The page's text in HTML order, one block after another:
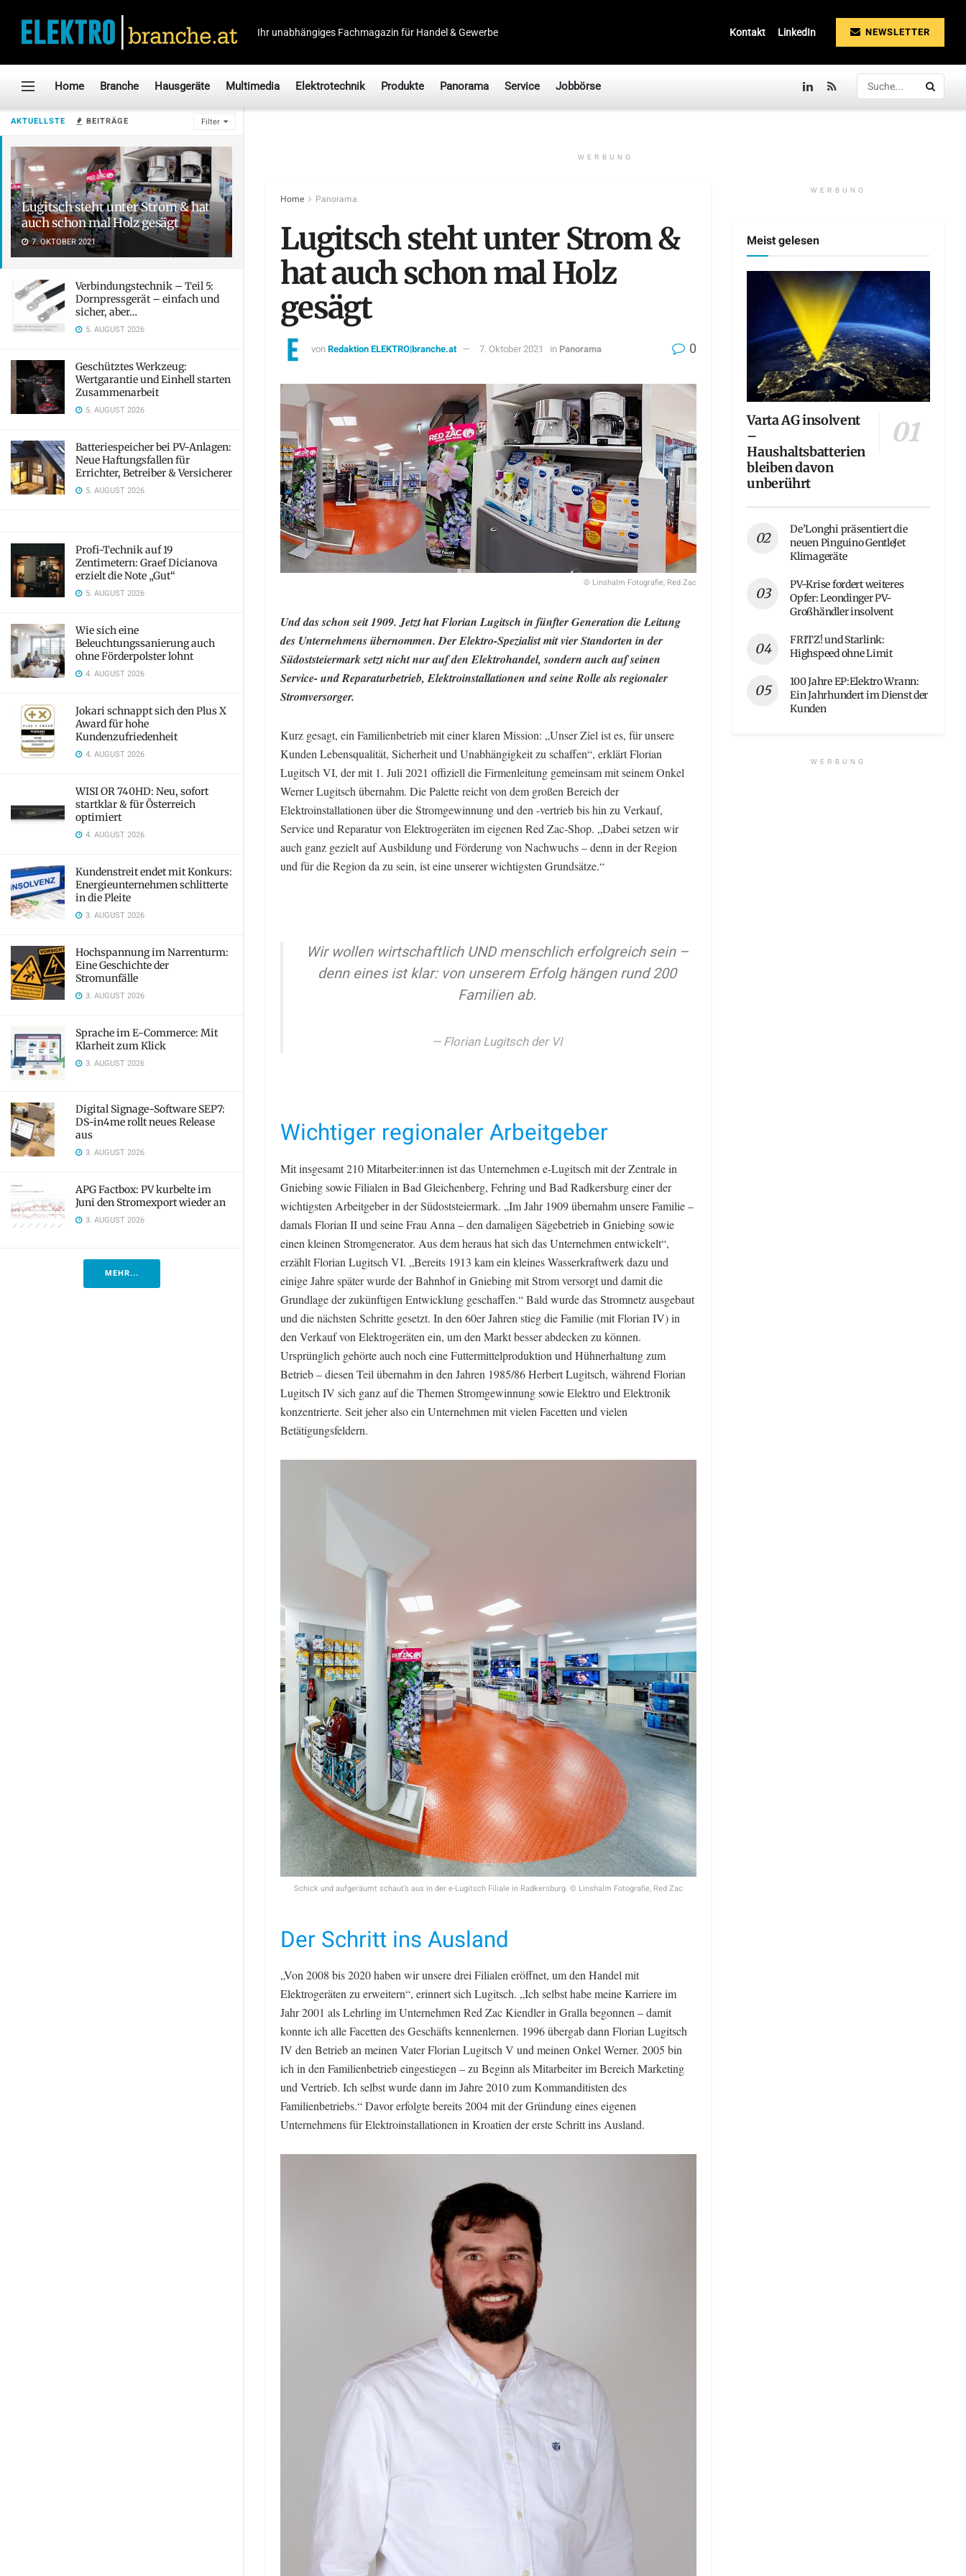
AKTUELLSTE BEITRÄGE Filter
Lugitsch steht unter Strom & hat
auch schon mal Holz gesägt
7. OKTOBER 2021
Verbindungstechnik – Teil 5:
Dornpressgerät – einfach und
sicher, aber…
5. AUGUST 2026
Geschütztes Werkzeug:
Wertgarantie und Einhell starten
Zusammenarbeit
5. AUGUST 2026
Batteriespeicher bei PV-Anlagen:
Neue Haftungsfallen für
Errichter, Betreiber & Versicherer
5. AUGUST 2026
Profi-Technik auf 19
Zentimetern: Graef Dicianova
erzielt die Note „Gut“
5. AUGUST 2026
Wie sich eine
Beleuchtungssanierung auch
ohne Förderpolster lohnt
4. AUGUST 2026
Jokari schnappt sich den Plus X
Award für hohe
Kundenzufriedenheit
4. AUGUST 2026
WISI OR 740HD: Neu, sofort
startklar & für Österreich
optimiert
4. AUGUST 2026
Kundenstreit endet mit Konkurs:
Energieunternehmen schlitterte
in die Pleite
3. AUGUST 2026
Hochspannung im Narrenturm:
Eine Geschichte der
Stromunfälle
3. AUGUST 2026
Sprache im E-Commerce: Mit
Klarheit zum Klick
3. AUGUST 2026
Digital Signage-Software SEP7:
DS-in4me rollt neues Release
aus
3. AUGUST 2026
APG Factbox: PV kurbelte im
Juni den Stromexport wieder an
3. AUGUST 2026
MEHR...
Ihr unabhängiges Fachmagazin für Handel & Gewerbe Kontakt LinkedIn NEWSLETTER
Home Branche Hausgeräte Multimedia Elektrotechnik Produkte Panorama Service Jobbörse
WERBUNG
Home Panorama
Lugitsch steht unter Strom &
hat auch schon mal Holz
gesägt
vonRedaktion ELEKTRO|branche.at 7. Oktober 2021 in Panorama 0
© Linshalm Fotografie, Red Zac
Und das schon seit 1909. Jetzt hat Florian Lugitsch in fünfter Generation die Leitung
des Unternehmens übernommen. Der Elektro-Spezialist mit vier Standorten in der
Südoststeiermark setzt nicht nur auf den Elektrohandel, sondern auch auf seinen
Service- und Reparaturbetrieb, Elektroinstallationen und seine Rolle als regionaler
Stromversorger.
Kurz gesagt, ein Familienbetrieb mit einer klaren Mission: „Unser Ziel ist es, für unsere
Kunden Lebensqualität, Sicherheit und Unabhängigkeit zu schaffen“, erklärt Florian
Lugitsch VI, der mit 1. Juli 2021 offiziell die Firmenleitung gemeinsam mit seinem Onkel
Werner Lugitsch übernahm. Die Palette reicht von dem großen Bereich der
Elektroinstallationen über die Stromgewinnung und den -vertrieb bis hin zu Verkauf,
Service und Reparatur von Elektrogeräten im eigenen Red Zac-Shop. „Dabei setzen wir
auch ganz gezielt auf Ausbildung und Förderung von Nachwuchs – denn in der Region
und für die Region da zu sein, ist eine unserer wichtigsten Grundsätze.“
Wir wollen wirtschaftlich UND menschlich erfolgreich sein –
denn eines ist klar: von unserem Erfolg hängen rund 200
Familien ab.
Florian Lugitsch der VI
Wichtiger regionaler Arbeitgeber
Mit insgesamt 210 Mitarbeiter:innen ist das Unternehmen e-Lugitsch mit der Zentrale in
Gniebing sowie Filialen in Bad Gleichenberg, Fehring und Bad Radkersburg einer der
wichtigsten Arbeitgeber in der Südoststeiermark. „Im Jahr 1909 übernahm unsere Familie –
damals Florian II und seine Frau Anna – den damaligen Sägebetrieb in Gniebing sowie
einen kleinen Stromgenerator. Aus dem heraus hat sich das Unternehmen entwickelt“,
erzählt Florian Lugitsch VI. „Bereits 1913 kam ein kleines Wasserkraftwerk dazu und
einige Jahre später wurde der Bahnhof in Gniebing mit Strom versorgt und damit die
Grundlage der zukünftigen Entwicklung geschaffen.“ Bald wurde das Stromnetz ausgebaut
und die nächsten Schritte gesetzt. In den 60er Jahren stieg die Familie (mit Florian IV) in
den Verkauf von Elektrogeräten ein, um den Markt besser abdecken zu können.
Ursprünglich gehörte auch noch eine Futtermittelproduktion und Hühnerhaltung zum
Betrieb – diesen Teil übernahm in den Jahren 1985/86 Herbert Lugitsch, während Florian
Lugitsch IV sich ganz auf die Themen Stromgewinnung sowie Elektro und Elektronik
konzentrierte. Seit jeher also ein Unternehmen mit vielen Facetten und vielen
Betätigungsfeldern.
Schick und aufgeräumt schaut’s aus in der e-Lugitsch Filiale in Radkersburg. © Linshalm Fotografie, Red Zac
Der Schritt ins Ausland
„Von 2008 bis 2020 haben wir unsere drei Filialen eröffnet, um den Handel mit
Elektrogeräten zu erweitern“, erinnert sich Lugitsch. „Ich selbst habe meine Karriere im
Jahr 2001 als Lehrling im Unternehmen Red Zac Kiendler in Gralla begonnen – damit
konnte ich alle Facetten des Geschäfts kennenlernen. 1996 übergab dann Florian Lugitsch
IV den Betrieb an meinen Vater Florian Lugitsch V und meinen Onkel Werner. 2005 bin
ich in den Familienbetrieb eingestiegen – zu Beginn als Mitarbeiter im Bereich Marketing
und Vertrieb. Ich selbst wurde dann im Jahre 2010 zum Kommanditisten des
Familienbetriebs.“ Davor erfolgte bereits 2004 mit der Gründung eines eigenen
Unternehmens für Elektroinstallationen in Kroatien der erste Schritt ins Ausland.
WERBUNG
Meist gelesen
Varta AG insolvent
–
Haushaltsbatterien
bleiben davon
unberührt
De’Longhi präsentiert die
neuen Pinguino GentleJet
Klimageräte
PV-Krise fordert weiteres
Opfer: Leondinger PV-
Großhändler insolvent
FRITZ! und Starlink:
Highspeed ohne Limit
100 Jahre EP:Elektro Wrann:
Ein Jahrhundert im Dienst der
Kunden
WERBUNG